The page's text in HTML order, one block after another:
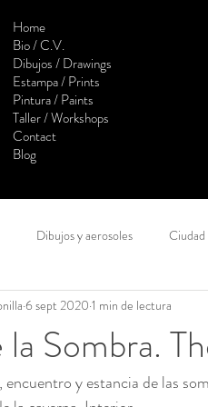
Home
Bio / C.V.
Dibujos / Drawings
Estampa / Prints
Pintura / Paints
Taller / Workshops
Contact
Blog
Dibujos y aerosoles
camino Estampa Monotipo
Calaveras Construcción
la Sombra.
6 sept 2020 1 min de lectura
encuentro y estancia de las